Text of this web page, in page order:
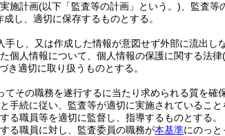
施計画(以下「監査等の計画」という。) 、監査
し、適切に保存するものとする。
し、又は作成した情報が意図せず外部に流出し
個人情報について、個人情報の保護に関する法律
き適切に取り扱うものとする。
てその職務を遂行するに当たり求められる質を確
手続に従い、監査等が適切に実施されていること
る職員等を適切に監督し、指導するものとする。
る職員に対し、監査委員の職務が本基準にのっ